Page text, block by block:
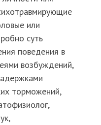
или
суть
поведения в
возбуждений,
торможений,